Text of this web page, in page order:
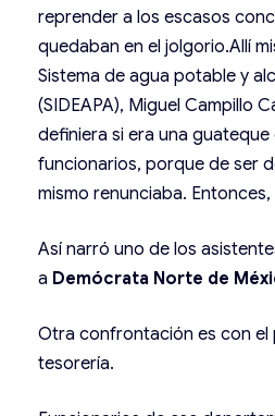
reprender a los escasos
quedaban en el jolgorio.Allí
Sistema de agua potable y
(SIDEAPA), Miguel Campillo
definiera si era una
funcionarios, porque de ser
mismo renunciaba.
Así narró uno de los
a Demócrata Norte de
Otra confrontación es con el
tesorería.